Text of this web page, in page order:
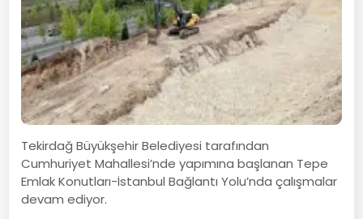
Tekirdağ Büyükşehir Belediyesi tarafından
Cumhuriyet Mahallesi’nde yapımına başlanan Tepe
Emlak Konutları-İstanbul Bağlantı Yolu’nda çalışmalar
devam ediyor.